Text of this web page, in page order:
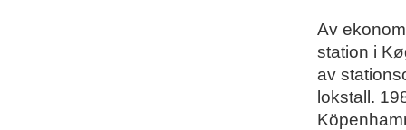
Av
station i
av
lokstall.